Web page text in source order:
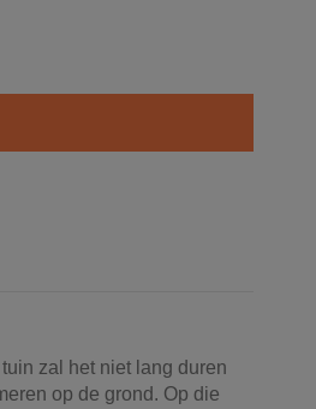
zal het niet lang duren
op de grond. Op die